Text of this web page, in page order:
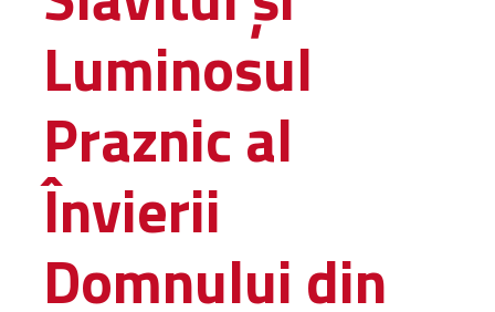
ORGANIZAREA
ORGANIZAREA
Structura
Administrativă
Mănăstiri,
biserici și
Centre și
Asociații
Luminosul
Praznic al
Învierii
Domnului din